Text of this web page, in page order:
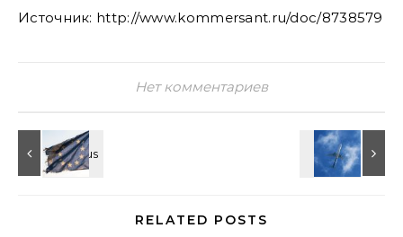
Источник: http://www.kommersant.ru/doc/8738579
Нет комментариев
RELATED POSTS